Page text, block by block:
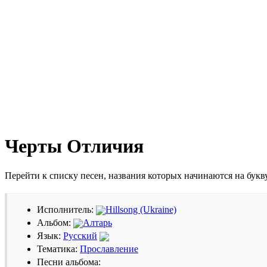
Черты Отличия
Перейти к списку песен, названия которых начинаются на
Исполнитель:
Hillsong (Ukraine)
Альбом:
Алтарь
Язык: Русский
Тематика: Прославление
Песни альбома: